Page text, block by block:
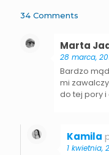
34 Comments
Marta
28 marca,
Bardzo
mi
do tej pory i
Kamila
1 kwietnia,